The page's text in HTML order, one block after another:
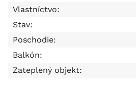
Vlastníctvo:
Stav:
Poschodie:
Balkón:
Zateplený objekt: